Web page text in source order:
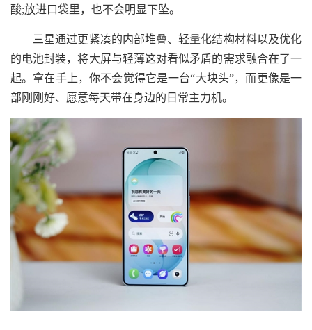
酸;放进口袋里，也不会明显下坠。
三星通过更紧凑的内部堆叠、轻量化结构材料以及优化
的电池封装，将大屏与轻薄这对看似矛盾的需求融合在了一
起。拿在手上，你不会觉得它是一台“大块头”，而更像是一
部刚刚好、愿意每天带在身边的日常主力机。